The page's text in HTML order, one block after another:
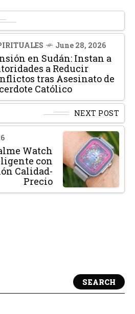
June 28, 2026
en Sudán: Instan a
a Reducir
tras Asesinato de
Católico
NEXT POST
Watch
con
Calidad-
Precio
SEARCH